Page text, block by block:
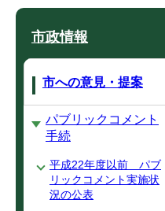
市政情報
市への意見・提案
パブリックコメント
手続
平成22年度以前 パブ
リックコメント実施状
況の公表